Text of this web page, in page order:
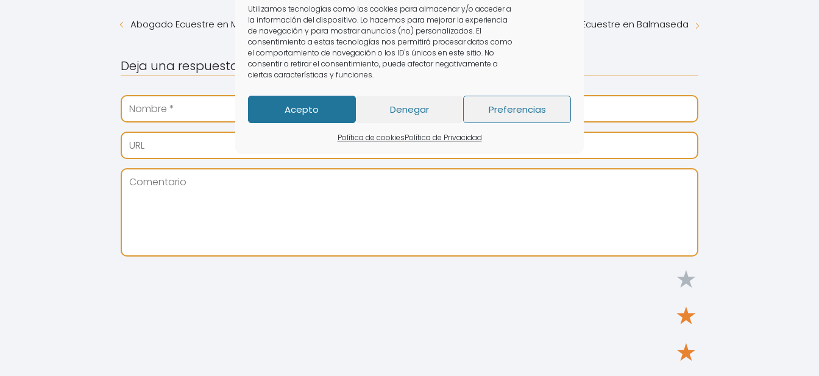
Utilizamos tecnologías como las cookies para almacenar y/o acceder a
la información del dispositivo. Lo hacemos para mejorar la experiencia
de navegación y para mostrar anuncios (no) personalizados. El
consentimiento a estas tecnologías nos permitirá procesar datos como
el comportamiento de navegación o los ID's únicos en este sitio. No
consentir o retirar el consentimiento, puede afectar negativamente a
ciertas características y funciones.
Acepto Denegar Preferencias
Política de cookiesPolítica de Privacidad
Abogado Ecuestre en Morata de Tajuña Abogado Ecuestre en Balmaseda
Deja una respuesta
★
★
★